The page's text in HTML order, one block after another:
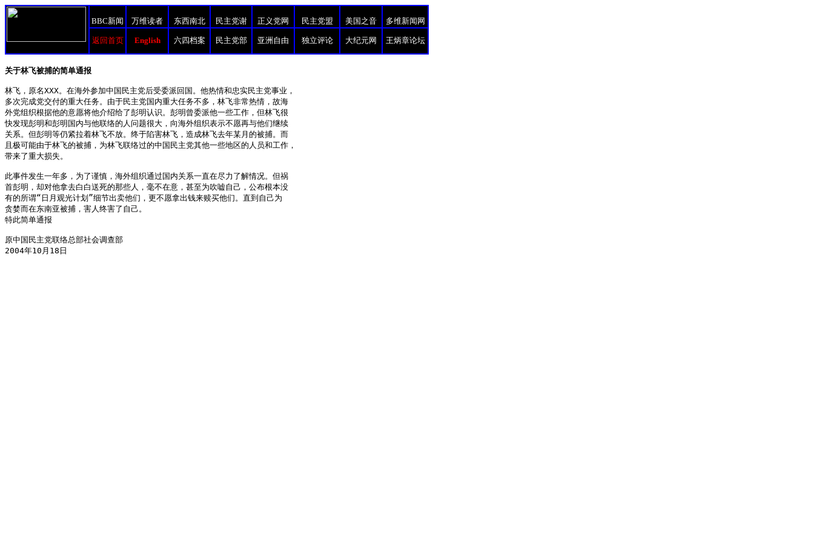
BBC新闻 万维读者 东西南北 民主党谢 正义党网 民主党盟 美国之音 多维新闻网
返回首页 English 六四档案 民主党部 亚洲自由 独立评论 大纪元网 王炳章论坛
关于林飞被捕的简单通报
林飞，原名XXX。在海外参加中国民主党后受委派回国。他热情和忠实民主党事业，
多次完成党交付的重大任务。由于民主党国内重大任务不多，林飞非常热情，故海
外党组织根据他的意愿将他介绍给了彭明认识。彭明曾委派他一些工作，但林飞很
快发现彭明和彭明国内与他联络的人问题很大，向海外组织表示不愿再与他们继续
关系。但彭明等仍紧拉着林飞不放。终于陷害林飞，造成林飞去年某月的被捕。而
且极可能由于林飞的被捕，为林飞联络过的中国民主党其他一些地区的人员和工作，
带来了重大损失。
此事件发生一年多，为了谨慎，海外组织通过国内关系一直在尽力了解情况。但祸
首彭明，却对他拿去白白送死的那些人，毫不在意，甚至为吹嘘自己，公布根本没
有的所谓“日月观光计划”细节出卖他们，更不愿拿出钱来赎买他们。直到自己为
贪婪而在东南亚被捕，害人终害了自己。
特此简单通报
原中国民主党联络总部社会调查部
2004年10月18日